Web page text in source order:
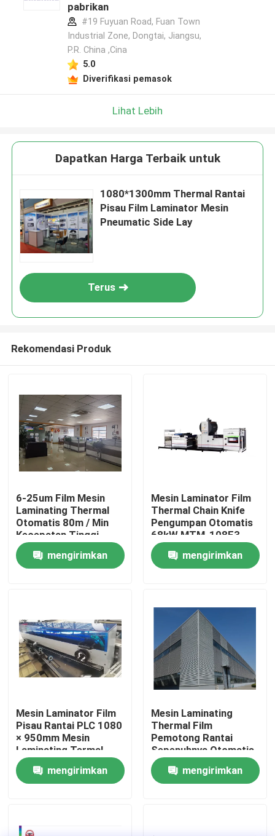
Produk
Tentang Kami
Kontrol Kualitas
Hubungi Kami
Berita
Kasus-kasus
Mesin Laminator Seruling
pabrikan
#19 Fuyuan Road, Fuan Town
Industrial Zone, Dongtai, Jiangsu,
P.R. China ,Cina
5.0
Diverifikasi pemasok
Lihat Lebih
Dapatkan Harga Terbaik untuk
1080*1300mm Thermal Rantai
Pisau Film Laminator Mesin
Pneumatic Side Lay
Terus
Rekomendasi Produk
6-25um Film Mesin
Laminating Thermal
Otomatis 80m / Min
Kecepatan Tinggi
mengirimkan
Mesin Laminator Film
Thermal Chain Knife
Pengumpan Otomatis
68kW MTM-108E3
mengirimkan
Mesin Laminator Film
Pisau Rantai PLC 1080
× 950mm Mesin
Laminating Termal
mengirimkan
Mesin Laminating
Thermal Film
Pemotong Rantai
Sepenuhnya Otomatis
68kW
mengirimkan